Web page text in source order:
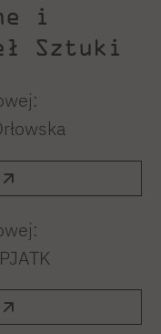
i
Sztuki